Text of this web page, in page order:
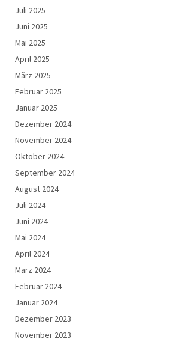
Juli 2025
Juni 2025
Mai 2025
April 2025
März 2025
Februar 2025
Januar 2025
Dezember 2024
November 2024
Oktober 2024
September 2024
August 2024
Juli 2024
Juni 2024
Mai 2024
April 2024
März 2024
Februar 2024
Januar 2024
Dezember 2023
November 2023